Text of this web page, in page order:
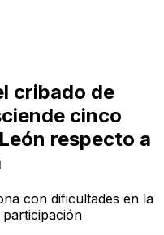
cribado de
cinco
respecto a
con dificultades en la